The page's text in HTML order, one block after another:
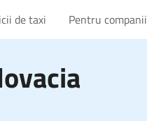
de taxi Pentru companii